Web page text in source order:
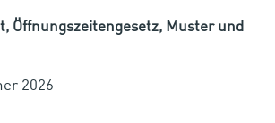
Öffnungszeitengesetz, Muster und
2026